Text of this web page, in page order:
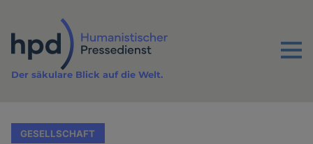
Inhalt
Menu
Der säkulare Blick auf die Welt.
GESELLSCHAFT